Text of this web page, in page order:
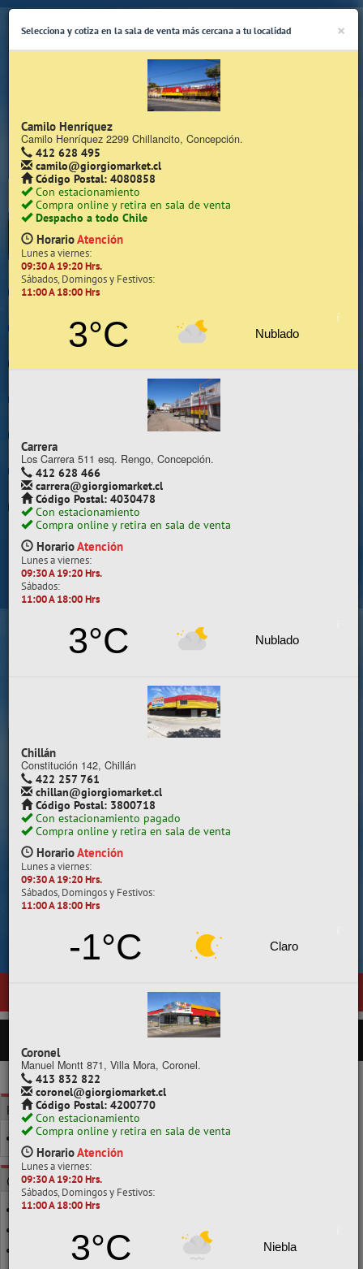
(Whatsapp Sólo de Lunes a Viernes de 08:15 a 17:45)
Quiénes somos
Trabaje con nosotros
Contacto | Reclamos
Preguntas Frecuentes
Sugererir productos
Su compra se realizará en la sala de ventas
Camilo Henríquez
Información de la sala
412 628 495
camilo@giorgiomarket.cl
Abierto
Lunes a viernes:
VER SALA EN MAPA
SALAS DE VENTA
nueva sala de ventas enTemuco, ubicada en General Pedro
×
Selecciona y cotiza en la sala de venta más cercana a tu localidad
Camilo Henríquez
Camilo Henríquez 2299 Chillancito, Concepción.
412 628 495
camilo@giorgiomarket.cl
Código Postal: 4080858
Con estacionamiento
Compra online y retira en sala de venta
Despacho a todo Chile
HorarioAtención
Lunes a viernes:
09:30 A 19:20 Hrs.
Sábados, Domingos y Festivos:
11:00 A 18:00 Hrs
3°C Nublado
Carrera
Los Carrera 511 esq. Rengo, Concepción.
412 628 466
carrera@giorgiomarket.cl
Código Postal: 4030478
Con estacionamiento
Compra online y retira en sala de venta
HorarioAtención
Lunes a viernes:
09:30 A 19:20 Hrs.
Sábados:
11:00 A 18:00 Hrs
3°C Nublado
Chillán
Constitución 142, Chillán
422 257 761
chillan@giorgiomarket.cl
Código Postal: 3800718
Con estacionamiento pagado
Compra online y retira en sala de venta
HorarioAtención
Lunes a viernes:
09:30 A 19:20 Hrs.
Sábados, Domingos y Festivos:
11:00 A 18:00 Hrs
-1°C Claro
Coronel
Manuel Montt 871, Villa Mora, Coronel.
413 832 822
coronel@giorgiomarket.cl
Código Postal: 4200770
Con estacionamiento
Compra online y retira en sala de venta
HorarioAtención
Lunes a viernes:
09:30 A 19:20 Hrs.
Sábados, Domingos y Festivos:
11:00 A 18:00 Hrs
3°C Niebla
PRODUCTOS
POR CLASE
1 A 50 HJS
CATEGORÍAS
CARTÓN ESPUMA
CARTULINA